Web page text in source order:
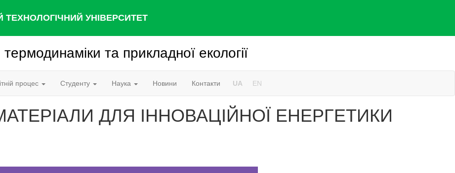
УНІВЕРСИТЕТ
та прикладної екології
процес Студенту Наука Новини Контакти UA EN
ДЛЯ ІННОВАЦІЙНОЇ ЕНЕРГЕТИКИ